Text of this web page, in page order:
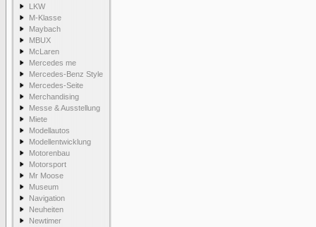
LKW
M-Klasse
Maybach
MBUX
McLaren
Mercedes me
Mercedes-Benz Style
Mercedes-Seite
Merchandising
Messe & Ausstellung
Miete
Modellautos
Modellentwicklung
Motorenbau
Motorsport
Mr Moose
Museum
Navigation
Neuheiten
Newtimer